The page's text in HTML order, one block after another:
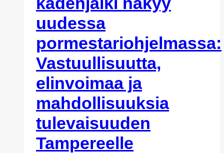
uudessa
pormestariohjelmassa:
Vastuullisuutta,
elinvoimaa ja
mahdollisuuksia
tulevaisuuden
Tampereelle